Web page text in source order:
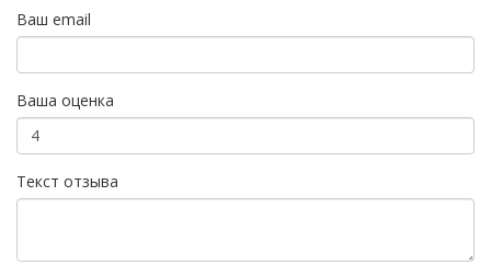
Ваш email
Ваша оценка
Текст отзыва